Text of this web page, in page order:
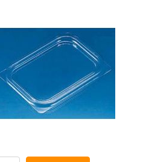
スターバット用
入) 47261 1パッ
ク(100枚) 760-
4475（直送品）
￥959
カゴへ
スパック_2